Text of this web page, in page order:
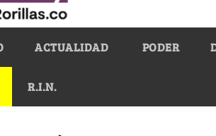
ACTUALIDAD PODER
R.I.N.